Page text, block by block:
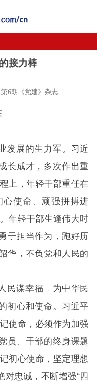
企业党建
接力棒
6期《党建》杂志
发展的生力军。习近
长成才，多次作出重
上，年轻干部重任在
使命、顽强拼搏进
年轻干部生逢伟大时
于担当作为，跑好历
华，不负党和人民的
民谋幸福，为中华民
初心和使命。习近平
使命，必须作为加强
员、干部的终身课题
初心使命，坚定理想
对忠诚，不断增强“四